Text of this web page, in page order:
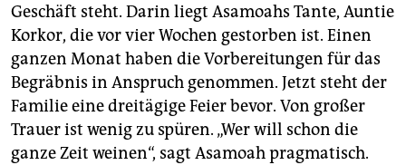
Geschäft steht. Darin liegt Asamoahs Tante, Auntie
Korkor, die vor vier Wochen gestorben ist. Einen
ganzen Monat haben die Vorbereitungen für das
Begräbnis in Anspruch genommen. Jetzt steht der
Familie eine dreitägige Feier bevor. Von großer
Trauer ist wenig zu spüren. „Wer will schon die
ganze Zeit weinen“, sagt Asamoah pragmatisch.